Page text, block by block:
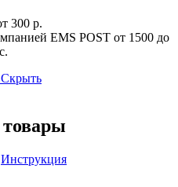
300 р.
EMS POST от 1500 до
Скрыть
Инструкция